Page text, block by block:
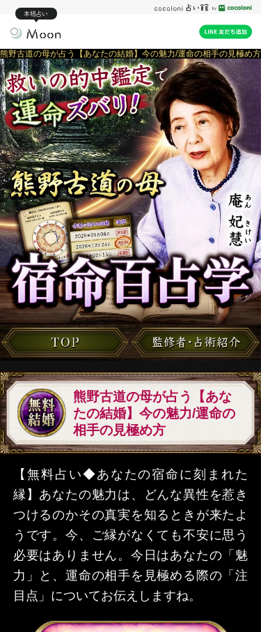
本格占い
熊野古道の母が占う【あなたの結婚】今の魅力/運命の相手の見極め方
熊野古道の母が占う【あな
たの結婚】今の魅力/運命の
相手の見極め方
【無料占い◆あなたの宿命に刻まれた
縁】あなたの魅力は、どんな異性を惹き
つけるのかその真実を知るときが来たよ
うです。今、ご縁がなくても不安に思う
必要はありません。今日はあなたの「魅
力」と、運命の相手を見極める際の「注
目点」についてお伝えしますね。